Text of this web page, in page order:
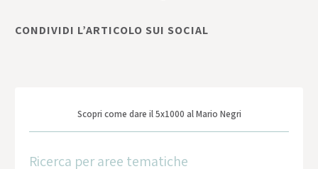
CONDIVIDI L’ARTICOLO SUI SOCIAL
Scopri come dare il 5x1000 al Mario Negri
Ricerca per aree tematiche